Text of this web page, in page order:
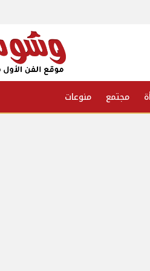
مجتمع منوعات